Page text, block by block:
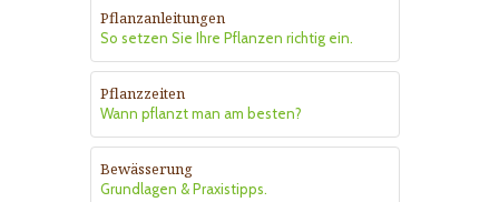
Pflanzanleitungen
So setzen Sie Ihre Pflanzen richtig ein.
Pflanzzeiten
Wann pflanzt man am besten?
Bewässerung
Grundlagen & Praxistipps.